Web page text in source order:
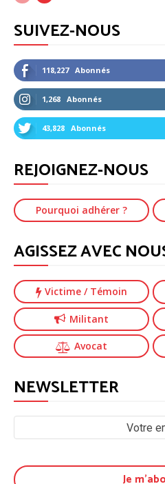
SUIVEZ-NOUS
118,227 Abonnés
1,268 Abonnés
43,828 Abonnés
REJOIGNEZ-NOUS
Pourquoi adhérer ?
AGISSEZ AVEC
Victime / Témoin
Militant
Avocat
NEWSLETTER